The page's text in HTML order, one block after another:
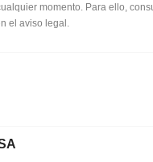
momento. Para ello,
el aviso legal.